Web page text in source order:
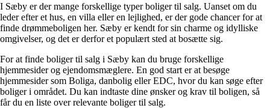
I Sæby er der mange forskellige typer boliger til salg. Uanset om du
leder efter et hus, en villa eller en lejlighed, er der gode chancer for at
finde drømmeboligen her. Sæby er kendt for sin charme og idylliske
omgivelser, og det er derfor et populært sted at bosætte sig.
For at finde boliger til salg i Sæby kan du bruge forskellige
hjemmesider og ejendomsmæglere. En god start er at besøge
hjemmesider som Boliga, danbolig eller EDC, hvor du kan søge efter
boliger i området. Du kan indtaste dine ønsker og krav til boligen, så
får du en liste over relevante boliger til salg.